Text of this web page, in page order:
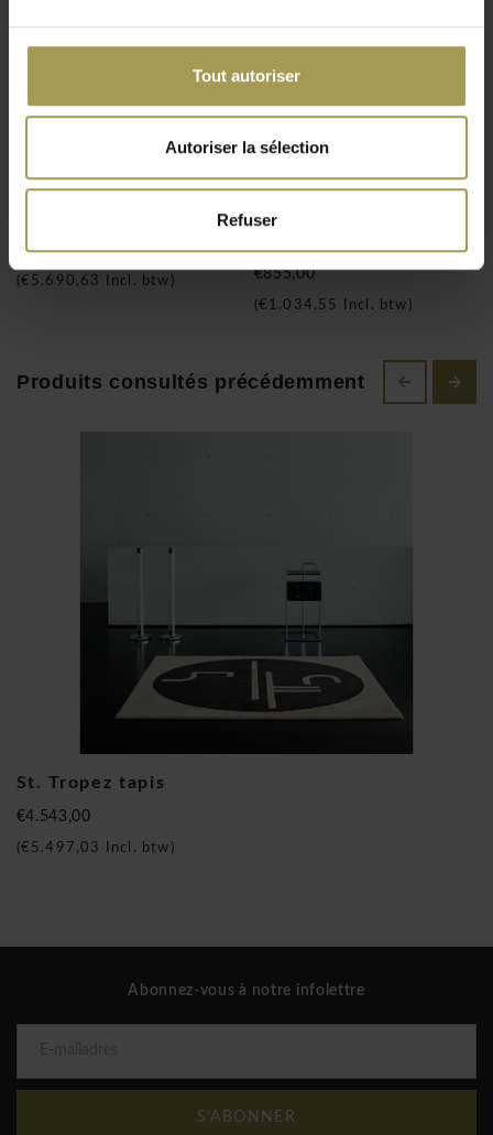
Tout autoriser
Autoriser la sélection
Refuser
€4.703,00
(€5.690,63 Incl. btw)
Adjustable Table
€855,00
(€1.034,55 Incl. btw)
Produits consultés précédemment
St. Tropez tapis
€4.543,00
(€5.497,03 Incl. btw)
Abonnez-vous à notre infolettre
S'ABONNER